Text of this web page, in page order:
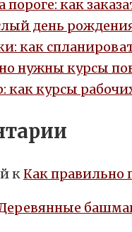
пороге: как
день
как
нужны курсы
курсы
к Как правильно